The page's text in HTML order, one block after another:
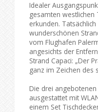
Idealer
gesamten westlichen
erkunden.
wunderschönen
vom Flughafen
angesichts der
Strand Capaci: „Der
ganz im Zeichen des
Die drei angebotenen
ausgestattet mit
einem Set